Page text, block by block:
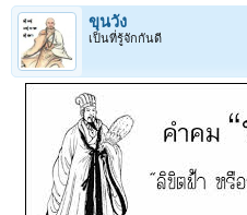
ขุนวัง
เป็นที่รู้จักกันดี